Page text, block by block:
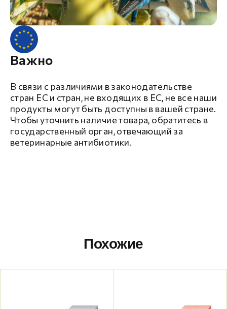
Важно
В связи с различиями в законодательстве
стран ЕС и стран, не входящих в ЕС, не все наши
продукты могут быть доступны в вашей стране.
Чтобы уточнить наличие товара, обратитесь в
государственный орган, отвечающий за
ветеринарные антибиотики.
Похожие